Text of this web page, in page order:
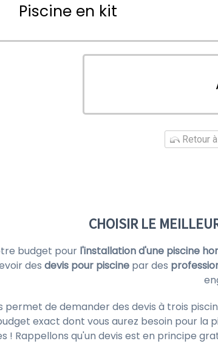
Piscine en kit
Retour
CHOISIR LE
budget pour l'installation d'une piscine
des devis pour piscine par des
permet de demander des devis à trois
exact dont vous aurez besoin pour la
! Rappellons qu'un devis est en principe